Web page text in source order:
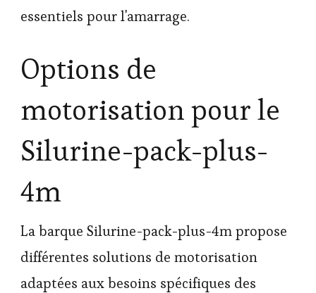
essentiels pour l'amarrage.
Options de
motorisation pour le
Silurine-pack-plus-
4m
La barque Silurine-pack-plus-4m propose
différentes solutions de motorisation
adaptées aux besoins spécifiques des